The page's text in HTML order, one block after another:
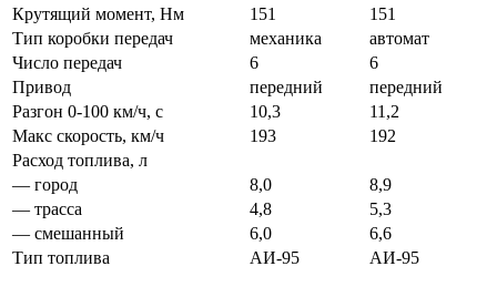
Крутящий момент, Нм
151
151
Тип коробки передач
механика
автомат
Число передач
6
6
Привод
передний
передний
Разгон 0-100 км/ч, с
10,3
11,2
Макс скорость, км/ч
193
192
Расход топлива, л
— город
8,0
8,9
— трасса
4,8
5,3
— смешанный
6,0
6,6
Тип топлива
АИ-95 АИ-95